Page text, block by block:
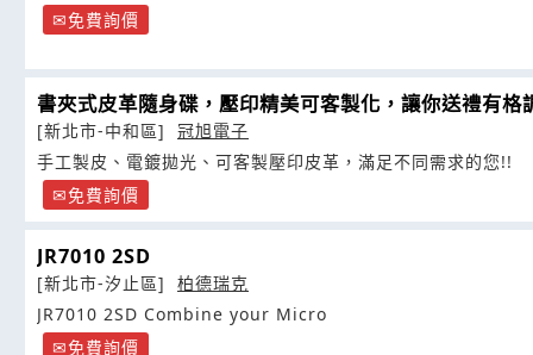
免費詢價
書夾式皮革隨身碟，壓印精美可客製化，讓你送禮有格
[新北市-中和區]
冠旭電子
手工製皮、電鍍拋光、可客製壓印皮革，滿足不同需求的您!!
免費詢價
JR7010 2SD
[新北市-汐止區]
柏德瑞克
JR7010 2SD Combine your Micro
免費詢價